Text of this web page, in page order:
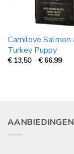
Carnilove Salmon
Turkey Puppy
€ 13,50 - €66,99